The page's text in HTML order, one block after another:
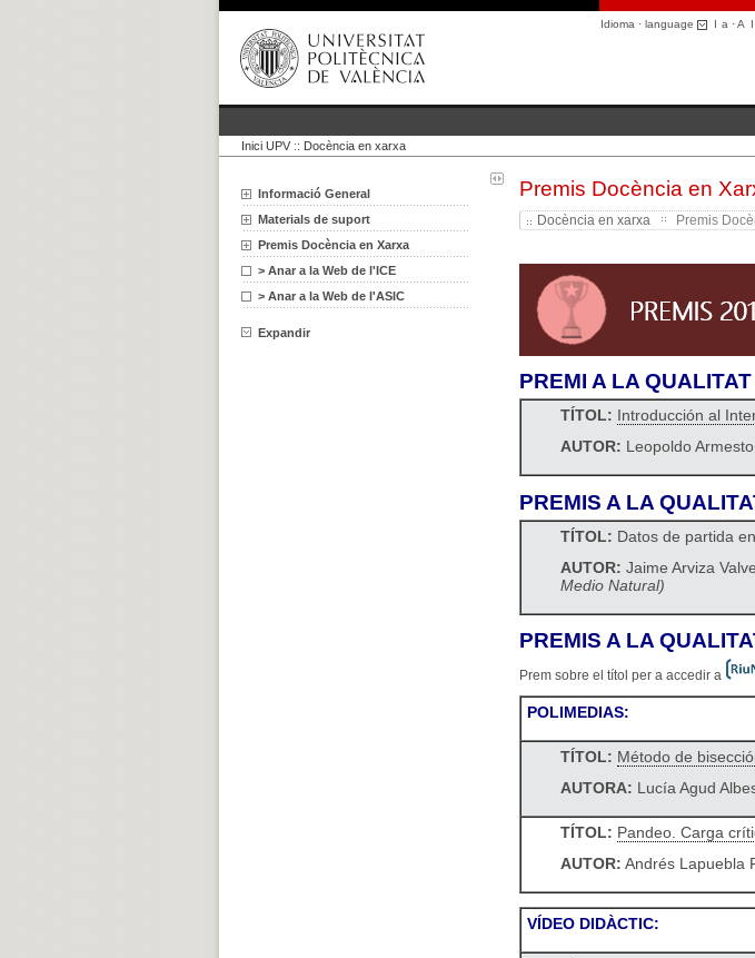
Idioma · language I a ·A I
Inici UPV :: Docència en xarxa
Informació General
Materials de suport
Premis Docència en Xarxa
> Anar a la Web de l'ICE
> Anar a la Web de l'ASIC
Expandir
Premis Docència en
Docència en xarxa Premis
PREMI A LA
TÍTOL: Introducción al
AUTOR: Leopoldo
PREMIS A LA
TÍTOL: Datos de partida
AUTOR: Jaime Arviza
Medio Natural)
PREMIS A LA
Prem sobre el títol per a accedir a
POLIMEDIAS:
TÍTOL: Método de
AUTORA: Lucía Agud
TÍTOL: Pandeo. Carga
AUTOR: Andrés Lapuebla
VÍDEO DIDÀCTIC: